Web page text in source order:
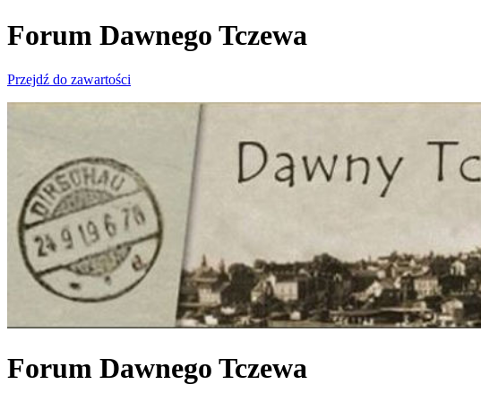
Forum Dawnego Tczewa
Przejdź do zawartości
Forum Dawnego Tczewa